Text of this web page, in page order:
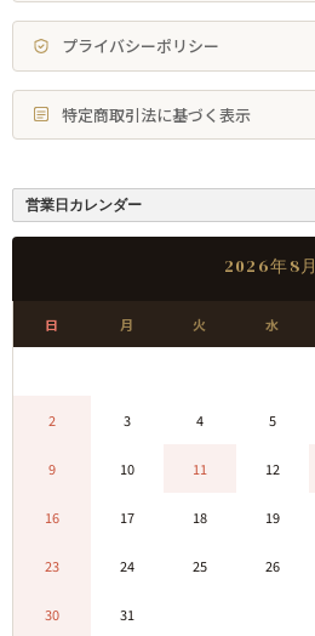
プライバシーポリシー
特定商取引法に基づく表示
営業日カレンダー
2026年8月
日 月 火 水
2 3 4 5
9 10 11 12
16 17 18 19
23 24 25 26
30 31